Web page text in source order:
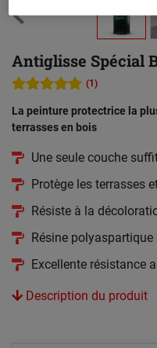
Antiglisse Spécial
(1)
La peinture protectrice la
terrasses en bois
Une seule couche
Protège les terrasses
Résiste à la
Résine
Excellente résistance
Description du produit